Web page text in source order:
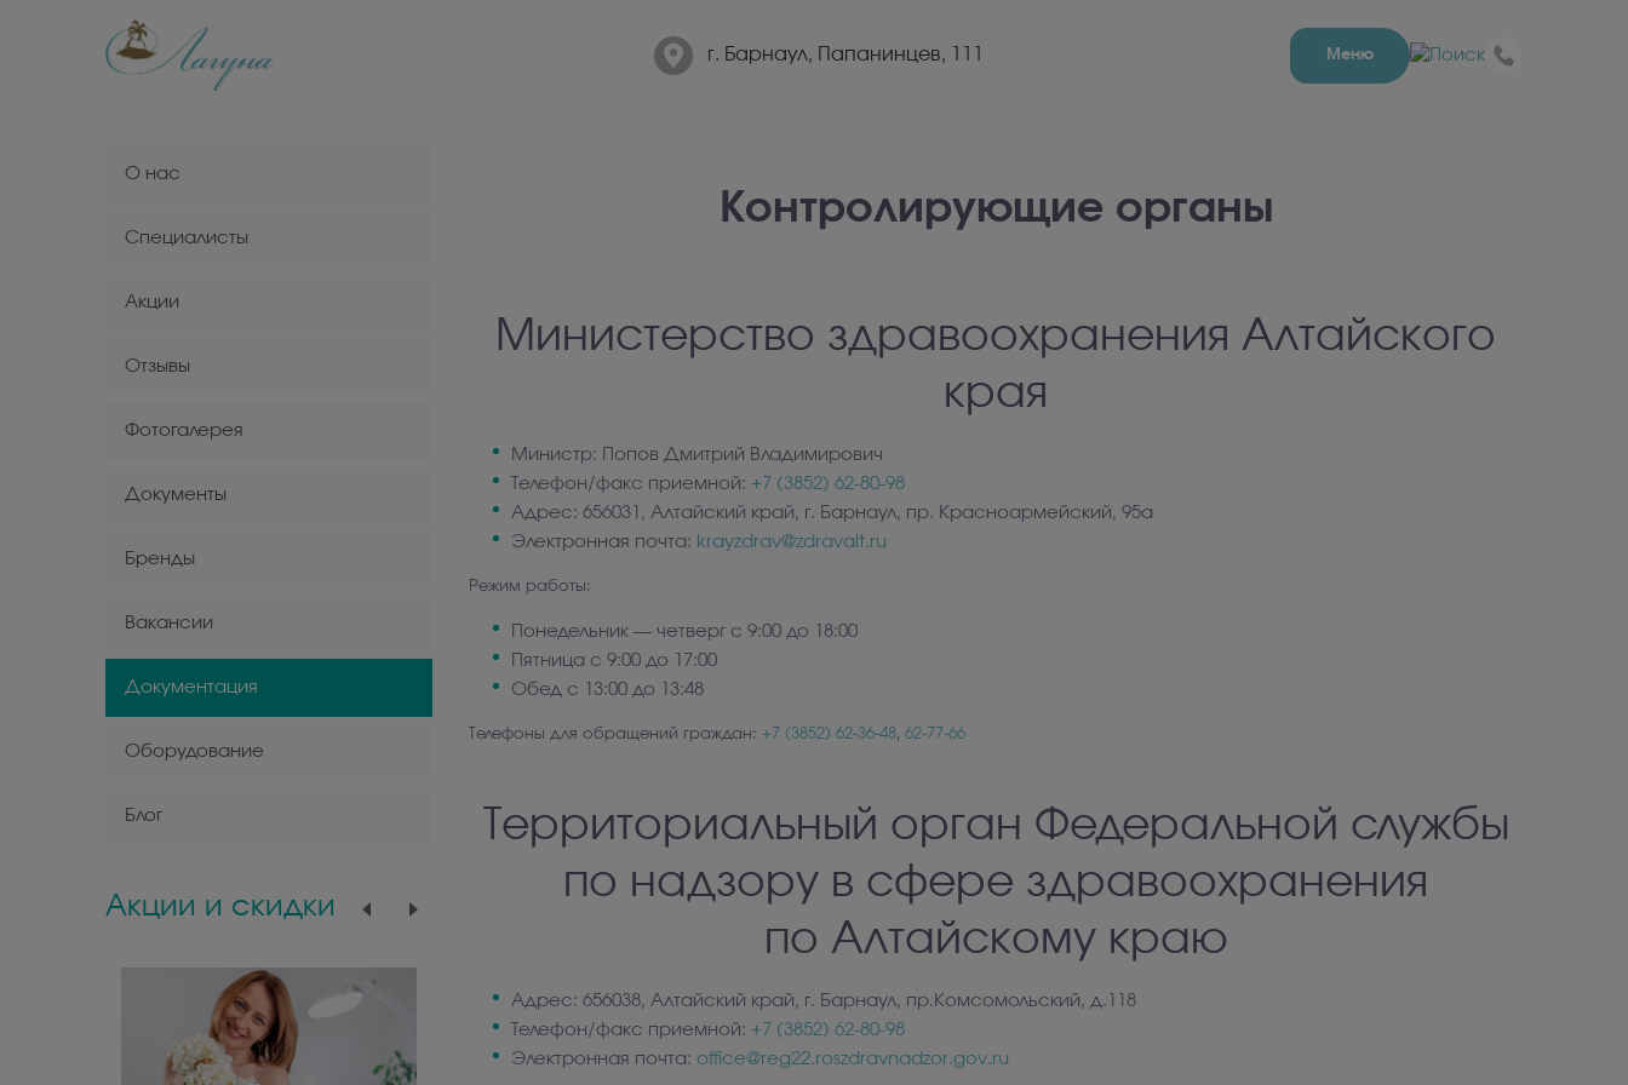
г. Барнаул, Папанинцев, 111 Меню
Контролирующие органы
Министерство здравоохранения Алтайского
края
Министр: Попов Дмитрий Владимирович
Телефон/факс приемной: +7 (3852) 62-80-98
Адрес: 656031, Алтайский край, г. Барнаул, пр. Красноармейский, 95а
Электронная почта: krayzdrav@zdravalt.ru
Режим работы:
Понедельник — четверг с 9:00 до 18:00
Пятница с 9:00 до 17:00
Обед с 13:00 до 13:48
Телефоны для обращений граждан: +7 (3852) 62-36-48, 62-77-66
Территориальный орган Федеральной службы
по надзору в сфере здравоохранения
по Алтайскому краю
Адрес: 656038, Алтайский край, г. Барнаул, пр.Комсомольский, д.118
Телефон/факс приемной: +7 (3852) 62-80-98
Электронная почта: office@reg22.roszdravnadzor.gov.ru
О нас
Специалисты
Акции
Отзывы
Фотогалерея
Документы
Бренды
Вакансии
Документация
Оборудование
Блог
Акции и скидки